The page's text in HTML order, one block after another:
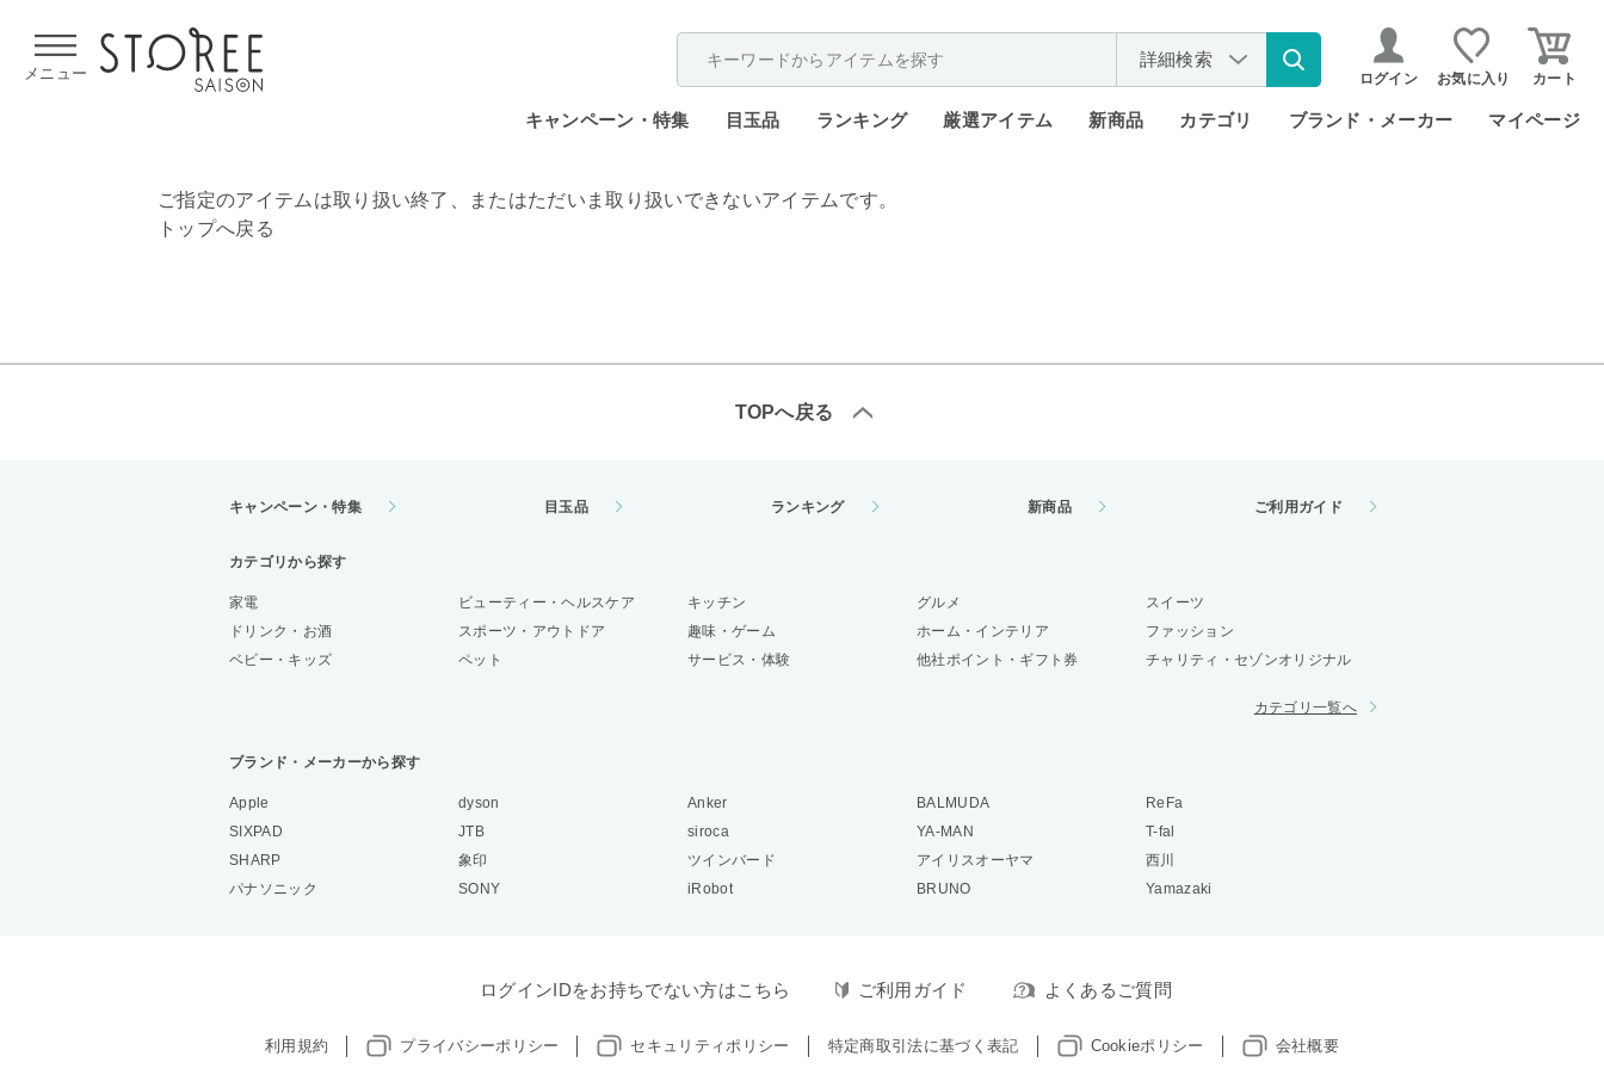
メニュー
詳細検索
ログイン お気に入り カート
キャンペーン・特集 目玉品 ランキング 厳選アイテム 新商品 カテゴリ ブランド・メーカー マイページ
ご指定のアイテムは取り扱い終了、またはただいま取り扱いできないアイテムです。
トップへ戻る
TOPへ戻る
キャンペーン・特集 目玉品 ランキング 新商品 ご利用ガイド
カテゴリから探す
家電 ビューティー・ヘルスケア キッチン グルメ
スイーツ
ドリンク・お酒
スポーツ・アウトドア 趣味・ゲーム ホーム・インテリア
ファッション
ベビー・キッズ
ペット サービス・体験 他社ポイント・ギフト券 チャリティ・セゾンオリジナル
カテゴリ一覧へ
ブランド・メーカーから探す
Apple dyson Anker BALMUDA
ReFa
SIXPAD
JTB siroca YA-MAN
T-fal
SHARP
象印 ツインバード アイリスオーヤマ
西川
パナソニック
SONY iRobot BRUNO Yamazaki
ログインIDをお持ちでない方はこちら ご利用ガイド よくあるご質問
利用規約 プライバシーポリシー セキュリティポリシー 特定商取引法に基づく表記 Cookieポリシー 会社概要